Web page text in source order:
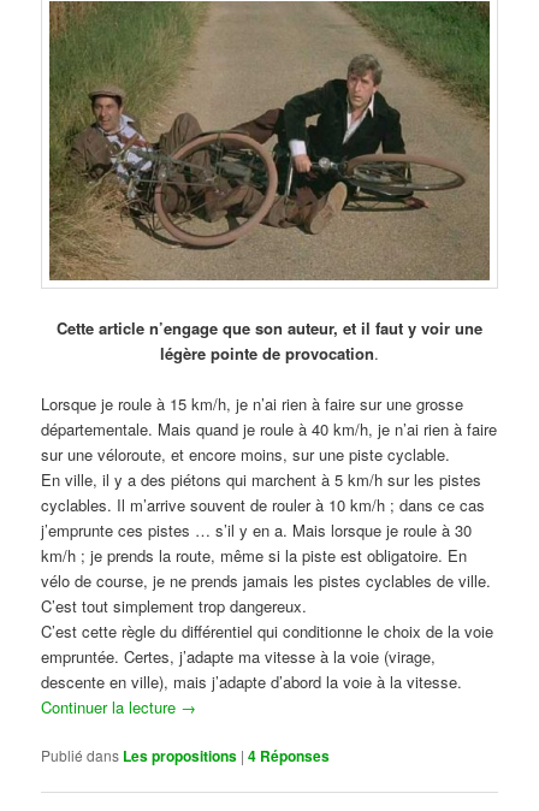
Cette article n’engage que son auteur, et il faut y voir une
légère pointe de provocation.
Lorsque je roule à 15 km/h, je n’ai rien à faire sur une grosse
départementale. Mais quand je roule à 40 km/h, je n’ai rien à faire
sur une véloroute, et encore moins, sur une piste cyclable.
En ville, il y a des piétons qui marchent à 5 km/h sur les pistes
cyclables. Il m’arrive souvent de rouler à 10 km/h ; dans ce cas
j’emprunte ces pistes … s’il y en a. Mais lorsque je roule à 30
km/h ; je prends la route, même si la piste est obligatoire. En
vélo de course, je ne prends jamais les pistes cyclables de ville.
C’est tout simplement trop dangereux.
C’est cette règle du différentiel qui conditionne le choix de la voie
empruntée. Certes, j’adapte ma vitesse à la voie (virage,
descente en ville), mais j’adapte d’abord la voie à la vitesse.
Continuer la lecture →
Publié dans Les propositions |4 Réponses